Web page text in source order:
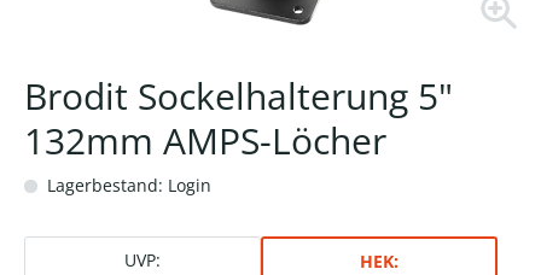
Brodit Sockelhalterung 5"
132mm AMPS-Löcher
Lagerbestand: Login
UVP: HEK: